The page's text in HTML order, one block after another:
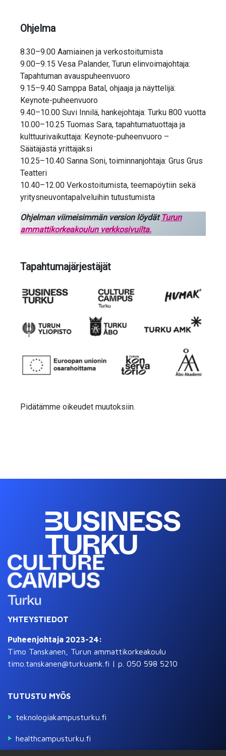
Ohjelma
8.30–9.00 Aamiainen ja verkostoitumista
9.00–9.15 Vesa Palander, Turun elinvoimajohtaja:
Tapahtuman avauspuheenvuoro
9.15–9.40 Samppa Batal, ohjaaja ja näyttelijä:
Keynote-puheenvuoro
9.40–10.00 Suvi Innilä, hankejohtaja: Turku 800 vuotta
10.00–10.25 Tuomas Sara, tapahtumatuottaja ja
kulttuurivaikuttaja: Keynote-puheenvuoro –
Säätäjästä yrittäjäksi
10.25–10.40 Sanna Soni, toiminnanjohtaja: Grus Grus
Teatteri
10.40–12.00 Verkostoitumista, teemapöytiin sekä
yritysneuvontapalveluihin tutustumista
Ohjelman viimeisimmän version löydät Turun
ammattikorkeakoulun verkkosivuilta.
Tapahtumajärjestäjät
Pidätämme oikeudet muutoksiin.
YHTEYSTIEDOT
Puheenjohtaja 2023-24:
Timo Tanskanen, Turun ammattikorkeakoulu
timo.tanskanen@turkuamk.fi | p. 050 598 5210
TUTUSTU MYÖS
teknologiakampusturku.fi
healthcampusturku.fi